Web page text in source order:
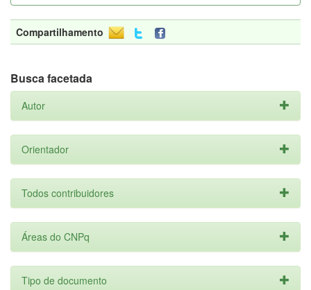
Compartilhamento
Busca facetada
Autor
Orientador
Todos contribuidores
Áreas do CNPq
Tipo de documento